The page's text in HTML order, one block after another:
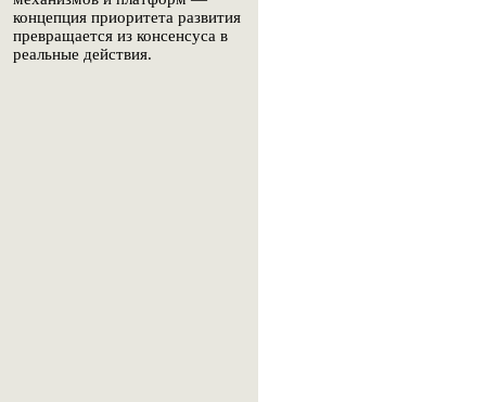
концепция приоритета развития
превращается из консенсуса в
реальные действия.